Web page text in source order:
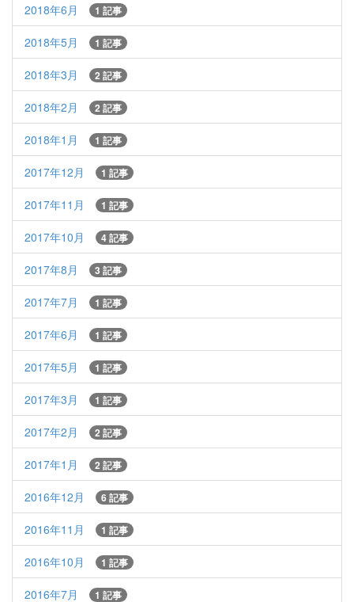
2018年6月 1 記事
2018年5月 1 記事
2018年3月 2 記事
2018年2月 2 記事
2018年1月 1 記事
2017年12月 1 記事
2017年11月 1 記事
2017年10月 4 記事
2017年8月 3 記事
2017年7月 1 記事
2017年6月 1 記事
2017年5月 1 記事
2017年3月 1 記事
2017年2月 2 記事
2017年1月 2 記事
2016年12月 6 記事
2016年11月 1 記事
2016年10月 1 記事
2016年7月 1 記事